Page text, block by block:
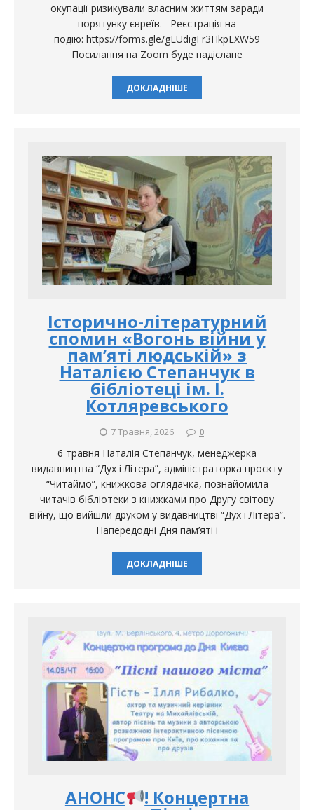
окупації ризикували власним життям заради
порятунку євреїв. Реєстрація на
подію: https://forms.gle/gLUdigFr3HkpEXW59
Посилання на Zoom буде надіслане
ДОКЛАДНІШЕ
Історично-літературний
спомин «Вогонь війни у
пам’яті людській» з
Наталією Степанчук в
бібліотеці ім. І.
Котляревського
7 Травня, 2026 0
6 травня Наталія Степанчук, менеджерка
видавництва “Дух і Літера”, адміністраторка проєкту
“Читаймо”, книжкова оглядачка, познайомила
читачів бібліотеки з книжками про Другу світову
війну, що вийшли друком у видавництві “Дух і Літера”.
Напередодні Дня пам’яті і
ДОКЛАДНІШЕ
АНОНС ! Концертна